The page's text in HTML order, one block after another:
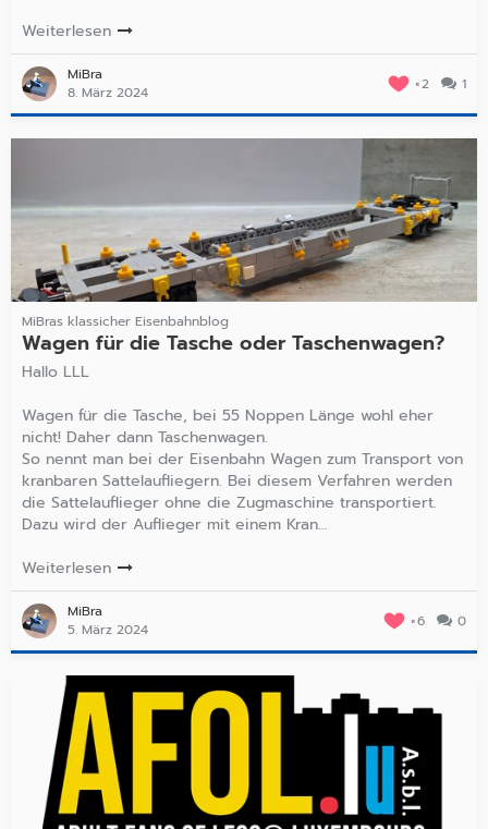
Weiterlesen
MiBra
8. März 2024
2 1
MiBras klassicher Eisenbahnblog
Wagen für die Tasche oder Taschenwagen?
Hallo LLL
Wagen für die Tasche, bei 55 Noppen Länge wohl eher
nicht! Daher dann Taschenwagen.
So nennt man bei der Eisenbahn Wagen zum Transport von
kranbaren Sattelaufliegern. Bei diesem Verfahren werden
die Sattelauflieger ohne die Zugmaschine transportiert.
Dazu wird der Auflieger mit einem Kran…
Weiterlesen
MiBra
5. März 2024
6 0